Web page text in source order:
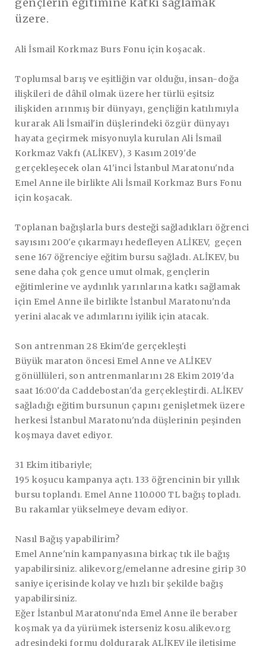
gençlerin eğitimine katkı sağlamak
üzere.
Ali İsmail Korkmaz Burs Fonu için koşacak.
Toplumsal barış ve eşitliğin var olduğu, insan-doğa
ilişkileri de dâhil olmak üzere her türlü eşitsiz
ilişkiden arınmış bir dünyayı, gençliğin katılımıyla
kurarak Ali İsmail'in düşlerindeki özgür dünyayı
hayata geçirmek misyonuyla kurulan Ali İsmail
Korkmaz Vakfı (ALİKEV), 3 Kasım 2019'de
gerçekleşecek olan 41'inci İstanbul Maratonu'nda
Emel Anne ile birlikte Ali İsmail Korkmaz Burs Fonu
için koşacak.
Toplanan bağışlarla burs desteği sağladıkları öğrenci
sayısını 200'e çıkarmayı hedefleyen ALİKEV, geçen
sene 167 öğrenciye eğitim bursu sağladı. ALİKEV, bu
sene daha çok gence umut olmak, gençlerin
eğitimlerine ve aydınlık yarınlarına katkı sağlamak
için Emel Anne ile birlikte İstanbul Maratonu'nda
yerini alacak ve adımlarını iyilik için atacak.
Son antrenman 28 Ekim'de gerçekleşti
Büyük maraton öncesi Emel Anne ve ALİKEV
gönüllüleri, son antrenmanlarını 28 Ekim 2019'da
saat 16:00'da Caddebostan'da gerçekleştirdi. ALİKEV
sağladığı eğitim bursunun çapını genişletmek üzere
herkesi İstanbul Maratonu'nda düşlerinin peşinden
koşmaya davet ediyor.
31 Ekim itibariyle;
195 koşucu kampanya açtı. 133 öğrencinin bir yıllık
bursu toplandı. Emel Anne 110.000 TL bağış topladı.
Bu rakamlar yükselmeye devam ediyor.
Nasıl Bağış yapabilirim?
Emel Anne'nin kampanyasına birkaç tık ile bağış
yapabilirsiniz. alikev.org/emelanne adresine girip 30
saniye içerisinde kolay ve hızlı bir şekilde bağış
yapabilirsiniz.
Eğer İstanbul Maratonu'nda Emel Anne ile beraber
koşmak ya da yürümek isterseniz kosu.alikev.org
adresindeki formu doldurarak ALİKEV ile iletişime